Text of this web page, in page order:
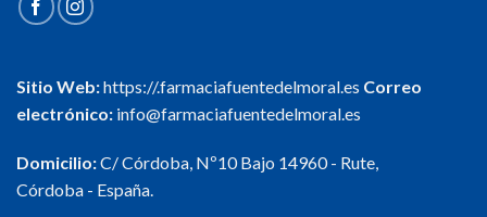
Sitio Web:https://.farmaciafuentedelmoral.es Correo
electrónico: info@farmaciafuentedelmoral.es
Domicilio:C/ Córdoba, Nº10 Bajo 14960 - Rute,
Córdoba - España.